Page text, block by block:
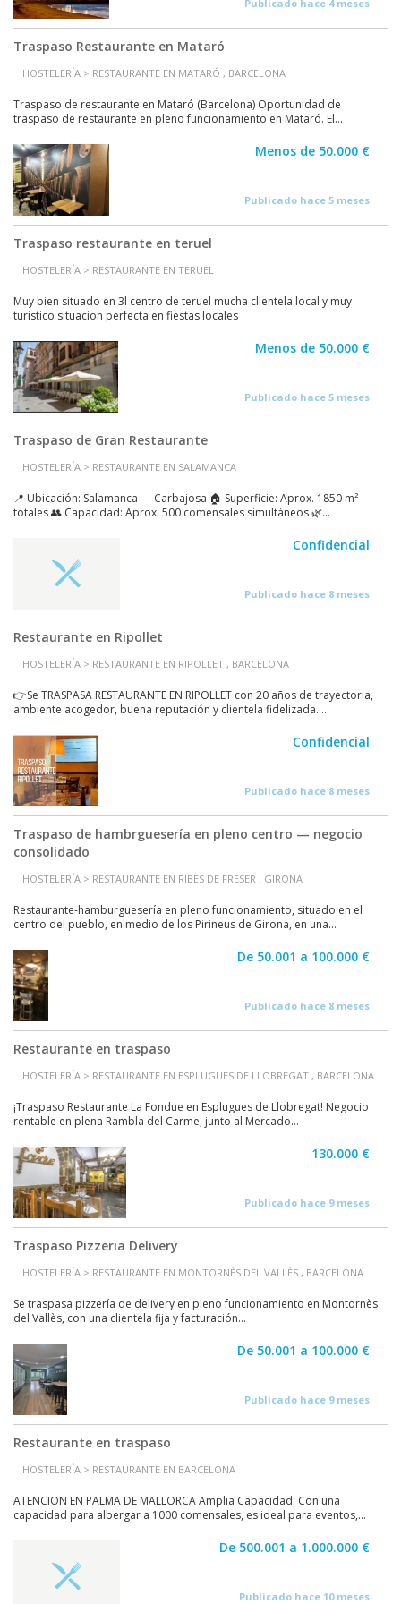
Publicado hace 4 meses
Traspaso Restaurante en Mataró
HOSTELERÍA > RESTAURANTE EN MATARÓ , BARCELONA
Traspaso de restaurante en Mataró (Barcelona) Oportunidad de
traspaso de restaurante en pleno funcionamiento en Mataró. El...
Menos de 50.000 €
Publicado hace 5 meses
Traspaso restaurante en teruel
HOSTELERÍA > RESTAURANTE EN TERUEL
Muy bien situado en 3l centro de teruel mucha clientela local y muy
turistico situacion perfecta en fiestas locales
Menos de 50.000 €
Publicado hace 5 meses
Traspaso de Gran Restaurante
HOSTELERÍA > RESTAURANTE EN SALAMANCA
📍 Ubicación: Salamanca — Carbajosa 🏠 Superficie: Aprox. 1850 m²
totales 👥 Capacidad: Aprox. 500 comensales simultáneos 🌿...
Confidencial
Publicado hace 8 meses
Restaurante en Ripollet
HOSTELERÍA > RESTAURANTE EN RIPOLLET , BARCELONA
👉Se TRASPASA RESTAURANTE EN RIPOLLET con 20 años de trayectoria,
ambiente acogedor, buena reputación y clientela fidelizada....
Confidencial
Publicado hace 8 meses
Traspaso de hambrguesería en pleno centro — negocio
consolidado
HOSTELERÍA > RESTAURANTE EN RIBES DE FRESER , GIRONA
Restaurante-hamburguesería en pleno funcionamiento, situado en el
centro del pueblo, en medio de los Pirineus de Girona, en una...
De 50.001 a 100.000 €
Publicado hace 8 meses
Restaurante en traspaso
HOSTELERÍA > RESTAURANTE EN ESPLUGUES DE LLOBREGAT , BARCELONA
¡Traspaso Restaurante La Fondue en Esplugues de Llobregat! Negocio
rentable en plena Rambla del Carme, junto al Mercado...
130.000 €
Publicado hace 9 meses
Traspaso Pizzeria Delivery
HOSTELERÍA > RESTAURANTE EN MONTORNÈS DEL VALLÈS , BARCELONA
Se traspasa pizzería de delivery en pleno funcionamiento en Montornès
del Vallès, con una clientela fija y facturación...
De 50.001 a 100.000 €
Publicado hace 9 meses
Restaurante en traspaso
HOSTELERÍA > RESTAURANTE EN BARCELONA
ATENCION EN PALMA DE MALLORCA Amplia Capacidad: Con una
capacidad para albergar a 1000 comensales, es ideal para eventos,...
De 500.001 a 1.000.000 €
Publicado hace 10 meses